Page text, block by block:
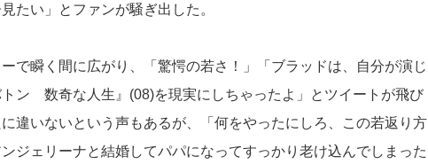
たい」とファンが騒ぎ出した。
で瞬く間に広がり、「驚愕の若さ！」「ブラッドは、自分が演じ
ン 数奇な人生』(08)を現実にしちゃったよ」とツイートが飛び
違いないという声もあるが、「何をやったにしろ、この若返り方
ジェリーナと結婚してパパになってすっかり老け込んでしまった